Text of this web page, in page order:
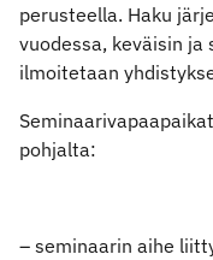
perusteella. Haku
vuodessa, keväisin ja
ilmoitetaan
pohjalta:
– seminaarin aihe